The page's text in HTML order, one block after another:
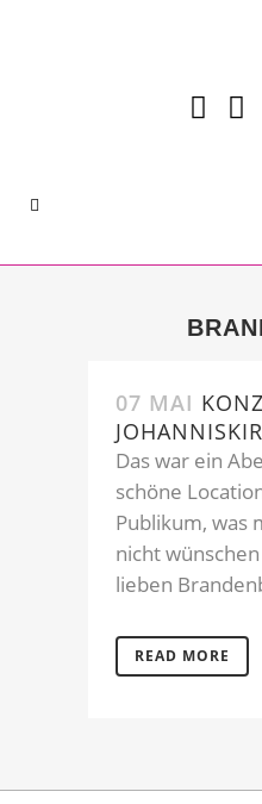
07 MAI
Das war ein
schöne
Publikum, was
nicht
lieben
READ MORE